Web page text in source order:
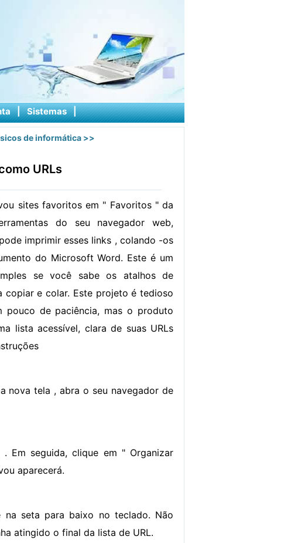
| Sistemas |
de informática >>
URLs
sites favoritos em " Favoritos " da
do seu navegador web,
imprimir esses links , colando -os
do Microsoft Word. Este é um
se você sabe os atalhos de
copiar e colar. Este projeto é tedioso
pouco de paciência, mas o produto
lista acessível, clara de suas URLs
nova tela , abra o seu navegador de
Em seguida, clique em " Organizar
aparecerá.
na seta para baixo no teclado. Não
atingido o final da lista de URL.